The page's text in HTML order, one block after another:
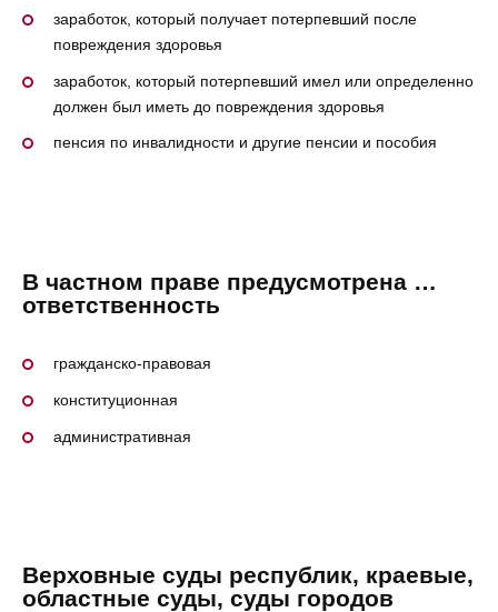
заработок, который получает потерпевший после
повреждения здоровья
заработок, который потерпевший имел или определенно
должен был иметь до повреждения здоровья
пенсия по инвалидности и другие пенсии и пособия
В частном праве предусмотрена …
ответственность
гражданско-правовая
конституционная
административная
Верховные суды республик, краевые,
областные суды, суды городов